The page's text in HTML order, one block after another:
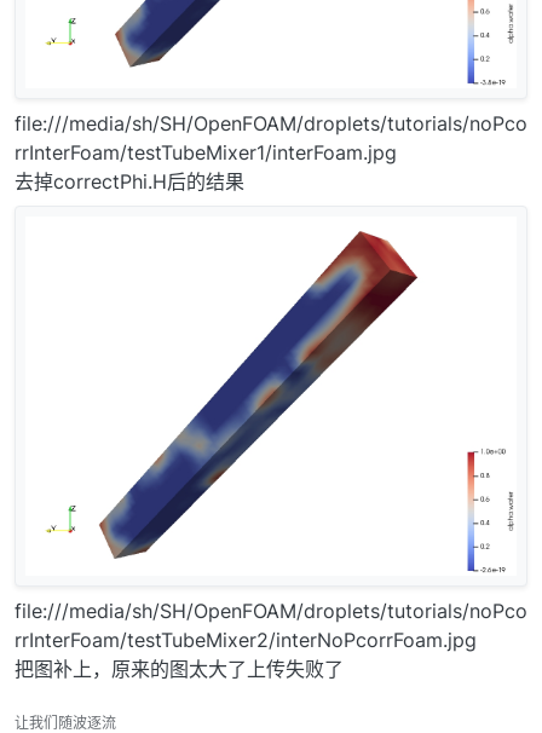
file:///media/sh/SH/OpenFOAM/droplets/tutorials/noPco
rrInterFoam/testTubeMixer1/interFoam.jpg
去掉correctPhi.H后的结果
file:///media/sh/SH/OpenFOAM/droplets/tutorials/noPco
rrInterFoam/testTubeMixer2/interNoPcorrFoam.jpg
把图补上，原来的图太大了上传失败了
让我们随波逐流